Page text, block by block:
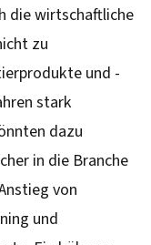
die wirtschaftliche
zu
und -
stark
dazu
in die Branche
von
und